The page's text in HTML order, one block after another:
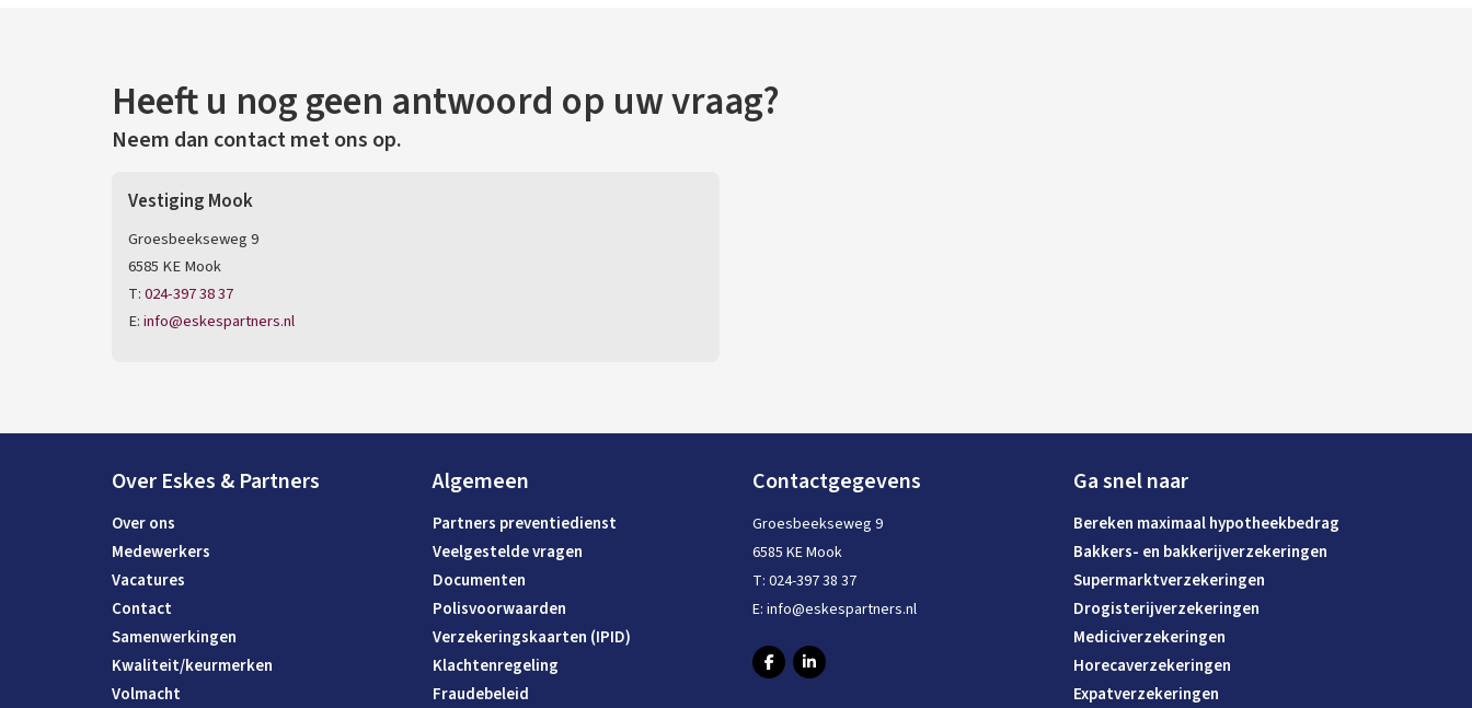
Heeft u nog geen antwoord op uw vraag?
Neem dan contact met ons op.
Vestiging Mook
Groesbeekseweg 9
6585 KE Mook
T:024-397 38 37
E:info@eskespartners.nl
Over Eskes & Partners
Over ons
Medewerkers
Vacatures
Contact
Samenwerkingen
Kwaliteit/keurmerken
Volmacht
Algemeen
Partners preventiedienst
Veelgestelde vragen
Documenten
Polisvoorwaarden
Verzekeringskaarten (IPID)
Klachtenregeling
Fraudebeleid
Contactgegevens
Groesbeekseweg 9
6585 KE Mook
T: 024-397 38 37
E: info@eskespartners.nl
Ga snel naar
Bereken maximaal hypotheekbedrag
Bakkers- en bakkerijverzekeringen
Supermarktverzekeringen
Drogisterijverzekeringen
Mediciverzekeringen
Horecaverzekeringen
Expatverzekeringen